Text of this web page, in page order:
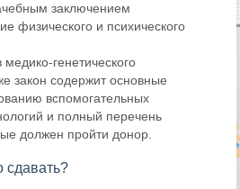
заключением
физического и психического
генетического
закон содержит основные
вспомогательных
и полный перечень
должен пройти донор.
сдавать?